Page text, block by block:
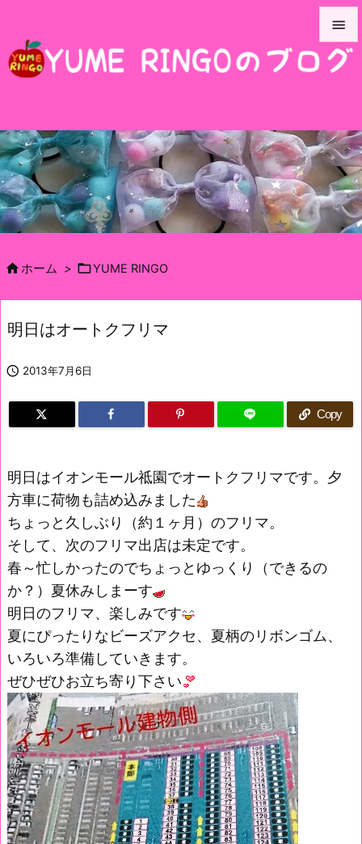



前へ

次へ

ホーム > YUME RINGO
明日はオートクフリマ
 2013年7月6日
Copy
明日はイオンモール祗園でオートクフリマです。夕
方車に荷物も詰め込みました
ちょっと久しぶり（約１ヶ月）のフリマ。
そして、次のフリマ出店は未定です。
春～忙しかったのでちょっとゆっくり（できるの
か？）夏休みしまーす
明日のフリマ、楽しみです
夏にぴったりなビーズアクセ、夏柄のリボンゴム、
いろいろ準備していきます。
ぜひぜひお立ち寄り下さい